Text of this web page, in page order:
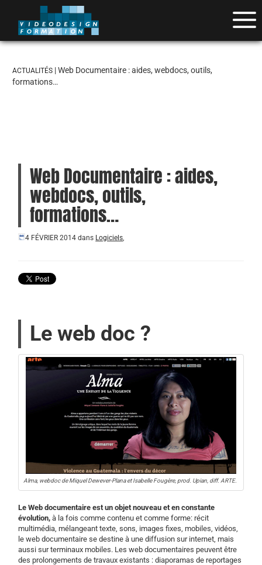
ACTUALITÉS | Web Documentaire : aides, webdocs, outils,
formations…
Web Documentaire : aides,
webdocs, outils,
formations…
4 FÉVRIER 2014 dans Logiciels,
Le web doc ?
Alma, webdoc de Miquel Dewever-Plana et Isabelle Fougère, prod. Upian, diff. ARTE.
Le Web documentaire est un objet nouveau et en constante
évolution, à la fois comme contenu et comme forme: récit
multimédia, mélangeant texte, sons, images fixes, mobiles, vidéos,
le web documentaire se destine à une diffusion sur internet, mais
aussi sur terminaux mobiles. Les web documentaires peuvent être
des prolongements de travaux existants : diaporamas de reportages